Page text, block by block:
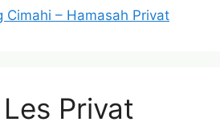
Cimahi – Hamasah Privat
Privat